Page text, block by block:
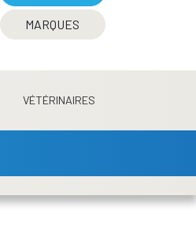
MARQUES
VÉTÉRINAIRES